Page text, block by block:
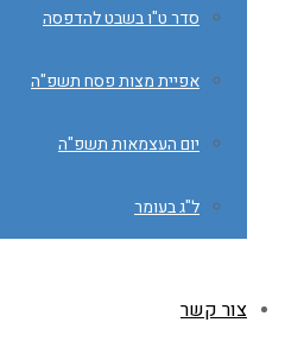
סדר ט"ו בשבט להדפסה
אפיית מצות פסח תשפ"ה
יום העצמאות תשפ"ה
ל"ג בעומר
צור קשר